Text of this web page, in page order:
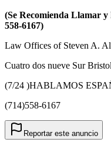
(Se Recomienda Llamar y
558-6167)
Law Offices of Steven A.
Cuatro dos nueve Sur
(7/24 )HABLAMOS
(714)558-6167
Reportar este anuncio